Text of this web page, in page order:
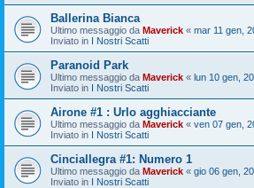
Ballerina Bianca
Ultimo messaggio da Maverick « mar 11 gen,
Inviato in I Nostri Scatti
Paranoid Park
Ultimo messaggio da Maverick « lun 10 gen,
Inviato in I Nostri Scatti
Airone #1 : Urlo agghiacciante
Ultimo messaggio da Maverick « ven 07 gen,
Inviato in I Nostri Scatti
Cinciallegra #1: Numero 1
Ultimo messaggio da Maverick « gio 06 gen,
Inviato in I Nostri Scatti